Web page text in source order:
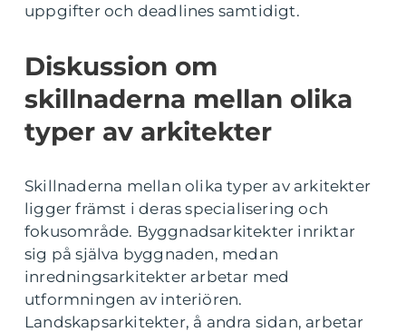
uppgifter och deadlines samtidigt.
Diskussion om
skillnaderna mellan olika
typer av arkitekter
Skillnaderna mellan olika typer av arkitekter
ligger främst i deras specialisering och
fokusområde. Byggnadsarkitekter inriktar
sig på själva byggnaden, medan
inredningsarkitekter arbetar med
utformningen av interiören.
Landskapsarkitekter, å andra sidan, arbetar